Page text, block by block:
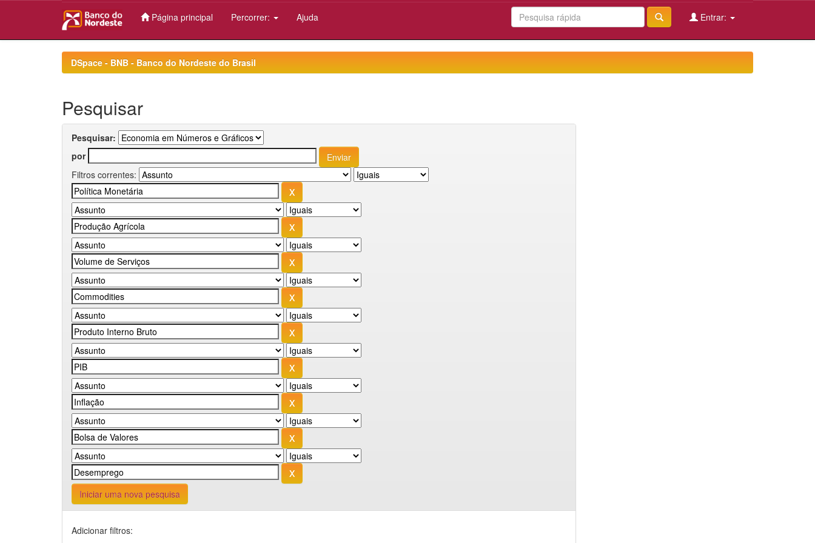
Página principal Percorrer: Ajuda Entrar:
DSpace - BNB - Banco do Nordeste do Brasil
Pesquisar
Pesquisar:
por
Filtros correntes:
Iniciar uma nova pesquisa
Adicionar filtros: